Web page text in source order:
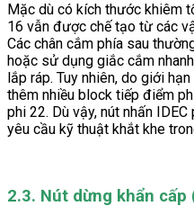
Mặc dù có kích thước khiêm
16 vẫn được chế tạo từ các
Các chân cắm phía sau
hoặc sử dụng giắc cắm
lắp ráp. Tuy nhiên, do giới
thêm nhiều block tiếp điểm
phi 22. Dù vậy, nút nhấn
yêu cầu kỹ thuật khắt khe
2.3. Nút dừng khẩn cấp